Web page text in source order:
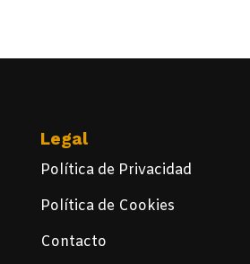
Legal
Política de Privacidad
Política de Cookies
Contacto